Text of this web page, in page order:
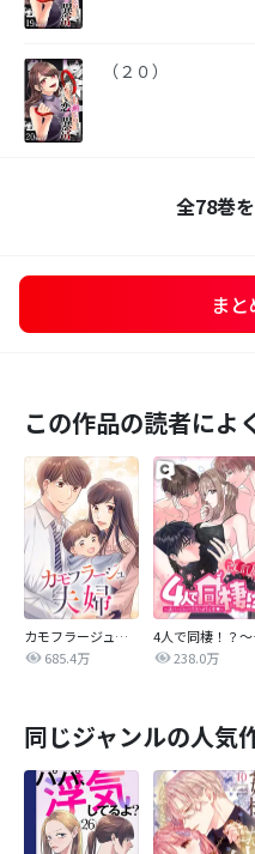
（２０）
全78巻
ま
この作品の読者によ
カモフラージュ夫婦
685.4万
4人で
238.0万
同じジャンルの人気